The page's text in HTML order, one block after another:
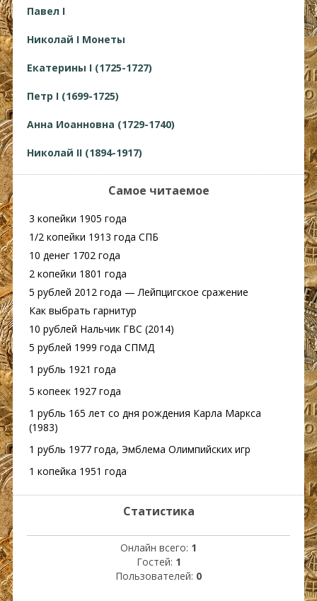
Павел I
Николай I Монеты
Екатерины I (1725-1727)
Петр I (1699-1725)
Анна Иоанновна (1729-1740)
Николай II (1894-1917)
Самое читаемое
3 копейки 1905 года
1/2 копейки 1913 года СПБ
10 денег 1702 года
2 копейки 1801 года
5 рублей 2012 года — Лейпцигское сражение
Как выбрать гарнитур
10 рублей Нальчик ГВС (2014)
5 рублей 1999 года СПМД
1 рубль 1921 года
5 копеек 1927 года
1 рубль 165 лет со дня рождения Карла Маркса
(1983)
1 рубль 1977 года, Эмблема Олимпийских игр
1 копейка 1951 года
Статистика
Онлайн всего: 1
Гостей: 1
Пользователей: 0